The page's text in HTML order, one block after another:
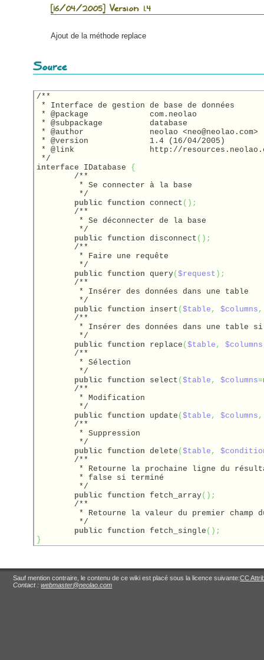
[16/04/2005] Version 1.4
Ajout de la méthode replace
Source
/**
* Interface de gestion de base de données
* @package		com.neolao
* @subpackage		database
* @author		neolao <neo@neolao.com>
* @version		1.4 (16/04/2005)
* @link		http://resources.neolao.com/php/classes/database/idatabase
*/
interface IDatabase {
/**
	 */
public function connect ( ) ;
/**
	 */
public function disconnect ( ) ;
/**
	 */
public function query( $request ) ;
/**
	 */
public function insert ( $table , $columns ,
/**
	 */
public function replace ( $table , $columns
/**
	 */
public function select ( $table , $columns=
/**
	 */
public function update ( $table , $columns ,
/**
	 */
public function delete ( $table ,
/**
	 */
public function fetch_array( ) ;
/**
	 */
public function fetch_single ( ) ;
}
Sauf mention contraire, le contenu de ce wiki est placé sous la licence suivante:CC
Contact :webmaster@neolao.com